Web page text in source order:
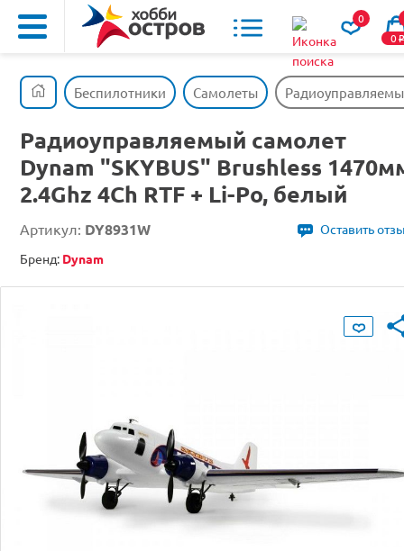
0
0o
Беспилотники Самолеты
Радиоуправляемый самолет
Dynam "SKYBUS" Brushless
2.4Ghz 4Ch RTF + Li-Po, белый
Артикул: DY8931W
Оставить
Бренд: Dynam